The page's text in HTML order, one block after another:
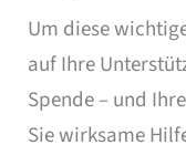
Um diese
auf Ihre
Spende – und
Sie wirksame